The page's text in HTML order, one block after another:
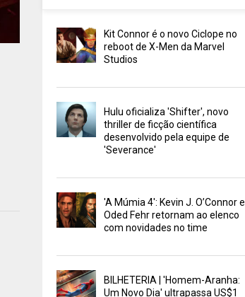
Kit Connor é o novo Ciclope no
reboot de X-Men da Marvel
Studios
Hulu oficializa 'Shifter', novo
thriller de ficção científica
desenvolvido pela equipe de
'Severance'
'A Múmia 4': Kevin J. O’Connor e
Oded Fehr retornam ao elenco
com novidades no time
BILHETERIA | 'Homem-Aranha:
Um Novo Dia' ultrapassa US$1